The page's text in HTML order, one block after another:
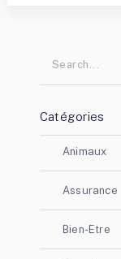
Catégories
Animaux
Assurance
Bien-Etre